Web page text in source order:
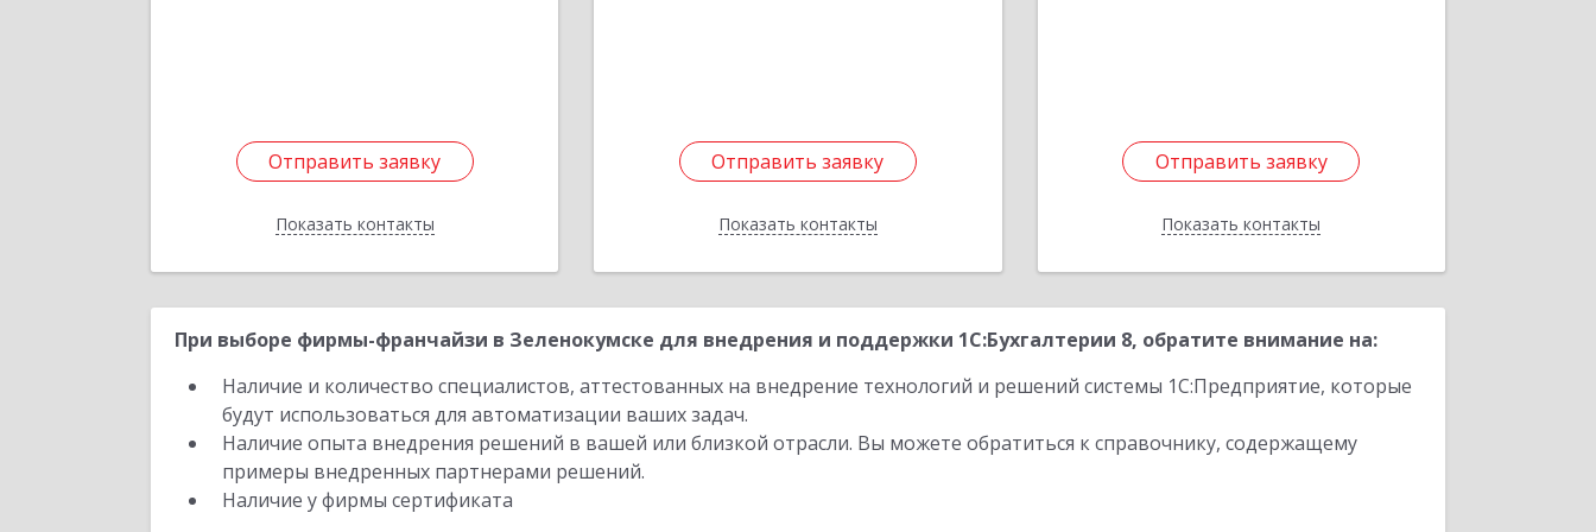
Отправить заявку
Показать контакты
Отправить заявку
Назад
Отправить заявку
Показать контакты
Отправить заявку
Назад
Отправить заявку
Показать контакты
Отправить заявку
Назад
При выборе фирмы-франчайзи в Зеленокумске для внедрения и поддержки 1С:Бухгалтерии 8, обратите внимание на:
Наличие и количество специалистов, аттестованных на внедрение технологий и решений системы 1С:Предприятие, которые
будут использоваться для автоматизации ваших задач.
Наличие опыта внедрения решений в вашей или близкой отрасли. Вы можете обратиться к справочнику, содержащему
примеры внедренных партнерами решений.
Наличие у фирмы сертификата